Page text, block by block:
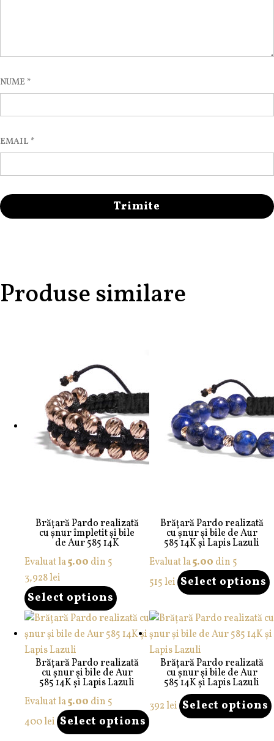
NUME *
EMAIL *
Produse similare
Brățară Pardo realizată
cu șnur împletit și bile
de Aur 585 14K
Evaluat la5.00 din 5
3,928lei
Select options
Brățară Pardo realizată
cu șnur și bile de Aur
585 14K și Lapis Lazuli
Evaluat la5.00 din 5
515 lei Select options
Brățară Pardo realizată
cu șnur și bile de Aur
585 14K și Lapis Lazuli
Evaluat la5.00 din 5
400lei Select options
Brățară Pardo realizată
cu șnur și bile de Aur
585 14K și Lapis Lazuli
392 lei Select options